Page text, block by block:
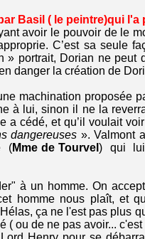
Basil ( le peintre)qui l'a
avoir le pouvoir de le
C’est sa seule
portrait, Dorian ne peut
en danger la création de
machination proposée
à lui, sinon il ne la
a cédé, et qu’il voulait
dangereuses ». Valmont
(Mme de Tourvel) qui lui
à un homme. On
homme nous plaît, et
ça ne l'est pas plus
( ou de ne pas avoir...